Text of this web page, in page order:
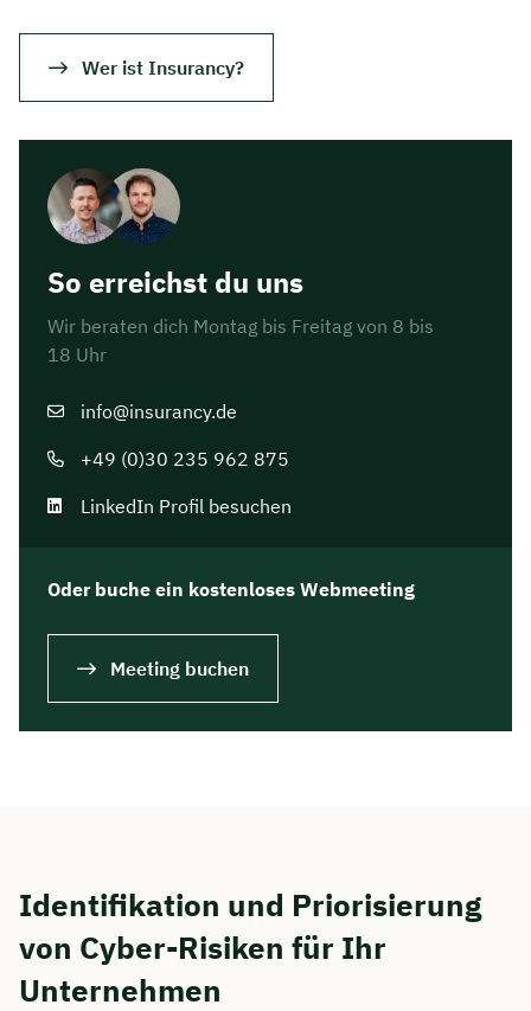
Wer ist Insurancy?
So erreichst du uns
Wir beraten dich Montag bis Freitag von 8 bis
18 Uhr
info@insurancy.de
+49 (0)30 235 962 875
LinkedIn Profil besuchen
Oder buche ein kostenloses Webmeeting
Meeting buchen
Identifikation und Priorisierung
von Cyber-Risiken für Ihr
Unternehmen